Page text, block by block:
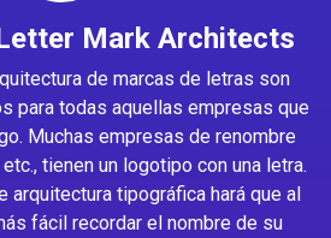
Mark Architects
de marcas de letras son
para todas aquellas empresas que
Muchas empresas de renombre
tienen un logotipo con una letra.
arquitectura tipográfica hará que al
fácil recordar el nombre de su